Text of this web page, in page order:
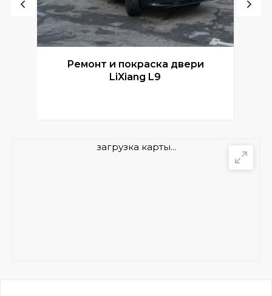
Ремонт и покраска двери
LiXiang L9
загрузка карты...